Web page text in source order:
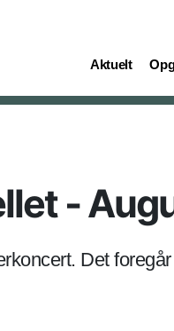
Aktuelt
(current)
-
Det